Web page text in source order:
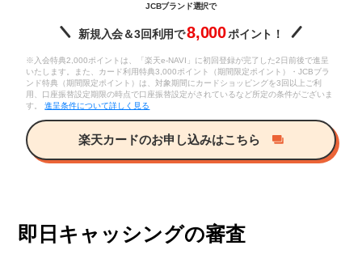
JCBブランド選択で
新規入会＆3回利用で8,000ポイント！
※入会特典2,000ポイントは、「楽天e-NAVI」に初回登録が完了した2日前後で進呈
いたします。また、カード利用特典3,000ポイント（期間限定ポイント）・JCBブラ
ンド特典（期間限定ポイント）は、対象期間にカードショッピングを3回以上ご利
用、口座振替設定期限の時点で口座振替設定がされているなど所定の条件がございま
す。進呈条件について詳しく見る
楽天カードのお申し込みはこちら
即日キャッシングの審査